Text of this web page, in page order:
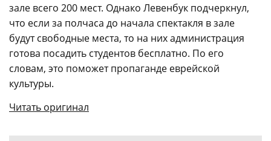
зале всего 200 мест. Однако Левенбук подчеркнул,
что если за полчаса до начала спектакля в зале
будут свободные места, то на них администрация
готова посадить студентов бесплатно. По его
словам, это поможет пропаганде еврейской
культуры.
Читать оригинал